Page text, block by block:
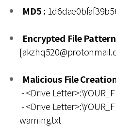
MD5 :
Encrypted File
Malicious File
- <Drive
- <Drive
warning.txt